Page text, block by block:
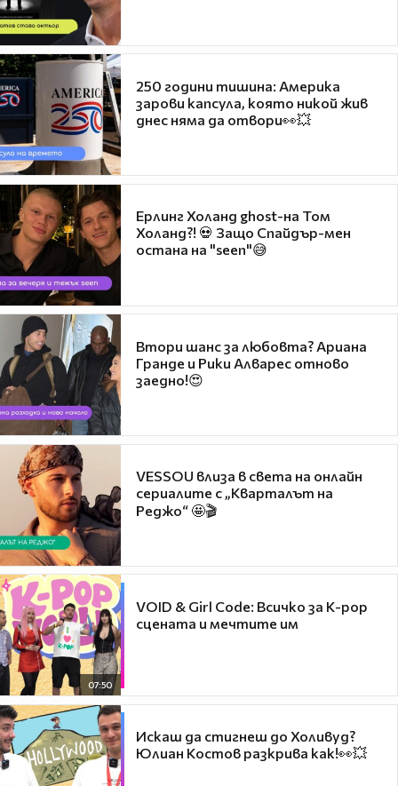
250 години тишина: Америка
зарови капсула, която никой жив
днес няма да отвори👀💥
Ерлинг Холанд ghost-на Том
Холанд?! 💀 Защо Спайдър-мен
остана на "seen"😅
Втори шанс за любовта? Ариана
Гранде и Рики Алварес отново
заедно!😍
VESSOU влиза в света на онлайн
сериалите с „Кварталът на
Реджо“ 🤩🎬
07:50
VOID & Girl Code: Всичко за K-pop
сцената и мечтите им
Искаш да стигнеш до Холивуд?
Юлиан Костов разкрива как!👀💥